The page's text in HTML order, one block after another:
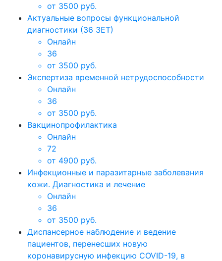
от 3500 руб.
Актуальные вопросы функциональной
диагностики (36 ЗЕТ)
Онлайн
36
от 3500 руб.
Экспертиза временной нетрудоспособности
Онлайн
36
от 3500 руб.
Вакцинопрофилактика
Онлайн
72
от 4900 руб.
Инфекционные и паразитарные заболевания
кожи. Диагностика и лечение
Онлайн
36
от 3500 руб.
Диспансерное наблюдение и ведение
пациентов, перенесших новую
коронавирусную инфекцию COVID-19, в